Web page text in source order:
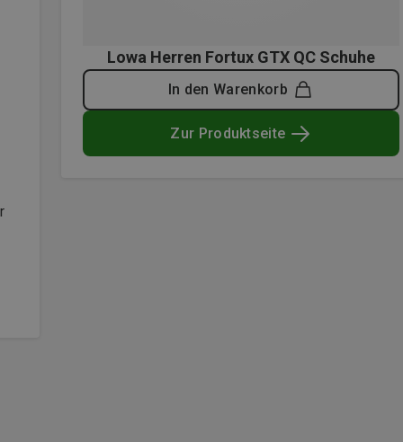
Lowa Herren Fortux GTX QC Schuhe
In den Warenkorb
Zur Produktseite